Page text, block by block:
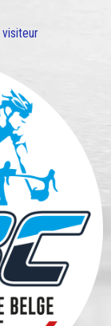
visiteur